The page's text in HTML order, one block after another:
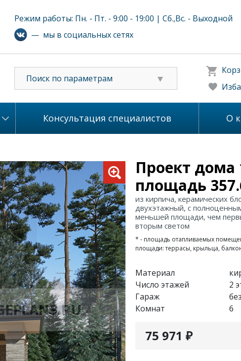
Режим работы: Пн. - Пт. - 9:00 - 19:00 | Сб.,Вс. - Выходной
— мы в социальных сетях
Поиск по параметрам
Консультация специалистов О
Проект дома
площадь
из кирпича, керамических
двухэтажный, с
меньшей площади, чем
вторым светом
* - площадь отапливаемых
площади: террасы, крыльца,
Материал
Число этажей
2
Гараж
Комнат
6
75 971 ₽